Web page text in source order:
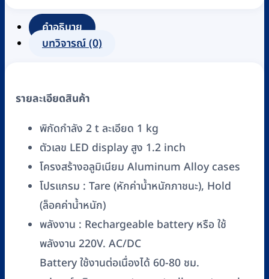
Scale
แบบ
HB-
(พิกัด
2
t
/
kg)
คำอธิบาย
บทวิจารณ์ (0)
รายละเอียดสินค้า
พิกัดกำลัง 2 t ละเอียด 1 kg
ตัวเลข LED display สูง 1.2 inch
โครงสร้างอลูมิเนียม Aluminum Alloy cases
โปรแกรม : Tare (หักค่าน้ำหนักภาชนะ), Hold
(ล็อคค่าน้ำหนัก)
พลังงาน : Rechargeable battery หรือ ใช้
พลังงาน 220V. AC/DC
Battery ใช้งานต่อเนื่องได้ 60-80 ชม.